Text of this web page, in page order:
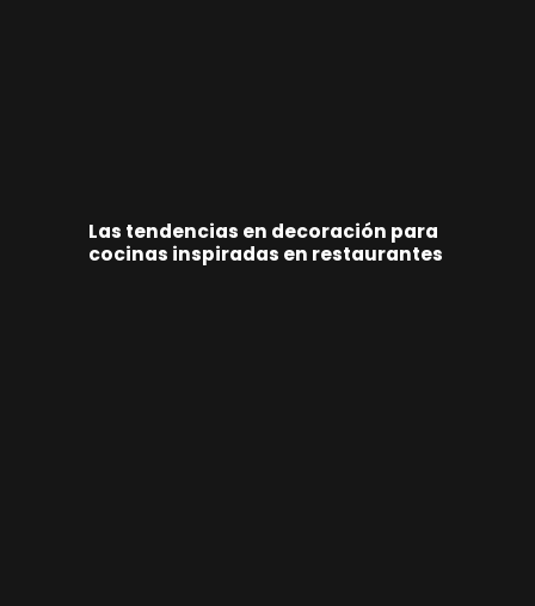
Las tendencias en decoración para
cocinas inspiradas en restaurantes